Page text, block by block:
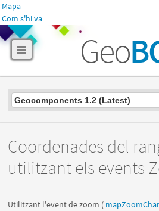
Mapa
Com s'hi va
Geo
Coordenades del
utilitzant els events
Utilitzant l'event de zoom (